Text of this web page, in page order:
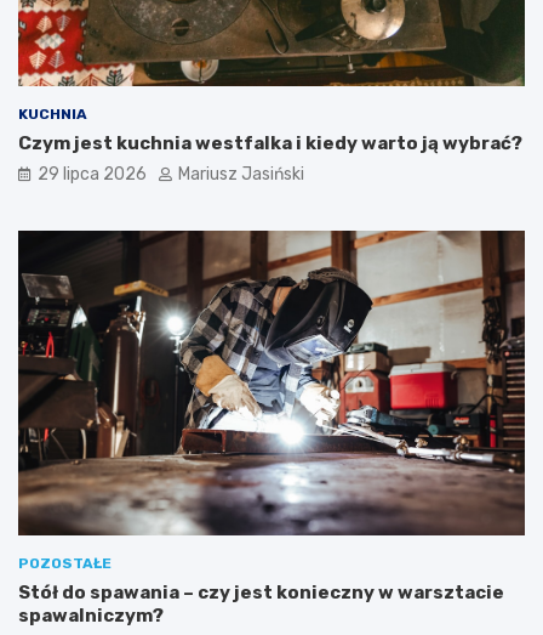
KUCHNIA
Czym jest kuchnia westfalka i kiedy warto ją wybrać?
29 lipca 2026 Mariusz Jasiński
POZOSTAŁE
Stół do spawania – czy jest konieczny w warsztacie
spawalniczym?